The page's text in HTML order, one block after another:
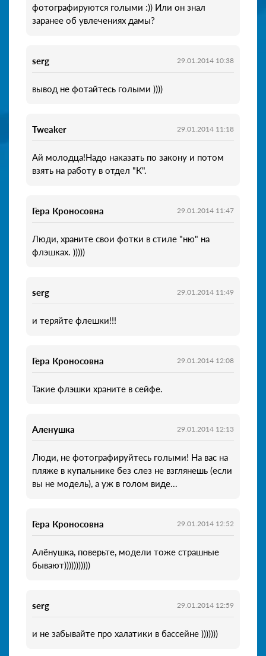
фотографируются голыми :)) Или он знал
заранее об увлечениях дамы?
serg 29.01.2014 10:38
вывод не фотайтесь голыми ))))
Tweaker 29.01.2014 11:18
Ай молодца!Надо наказать по закону и потом
взять на работу в отдел "К".
Гера Кроносовна 29.01.2014 11:47
Люди, храните свои фотки в стиле "ню" на
флэшках. )))))
serg 29.01.2014 11:49
и теряйте флешки!!!
Гера Кроносовна 29.01.2014 12:08
Такие флэшки храните в сейфе.
Аленушка 29.01.2014 12:13
Люди, не фотографируйтесь голыми! На вас на
пляже в купальнике без слез не взглянешь (если
вы не модель), а уж в голом виде...
Гера Кроносовна 29.01.2014 12:52
Алёнушка, поверьте, модели тоже страшные
бывают)))))))))))
serg 29.01.2014 12:59
и не забывайте про халатики в бассейне )))))))